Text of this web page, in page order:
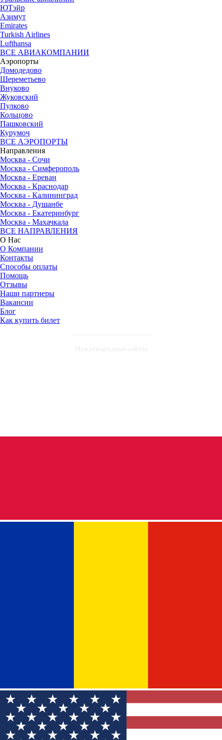
ЮТэйр
Азимут
Emirates
Turkish Airlines
Lufthansa
ВСЕ АВИАКОМПАНИИ
Аэропорты
Домодедово
Шереметьево
Внуково
Жуковский
Пулково
Кольцово
Пашковский
Курумоч
ВСЕ АЭРОПОРТЫ
Направления
Москва - Сочи
Москва - Симферополь
Москва - Ереван
Москва - Краснодар
Москва - Калининград
Москва - Душанбе
Москва - Екатеринбург
Москва - Махачкала
ВСЕ НАПРАВЛЕНИЯ
О Нас
О Компании
Контакты
Способы оплаты
Помощь
Отзывы
Наши партнеры
Вакансии
Блог
Как купить билет